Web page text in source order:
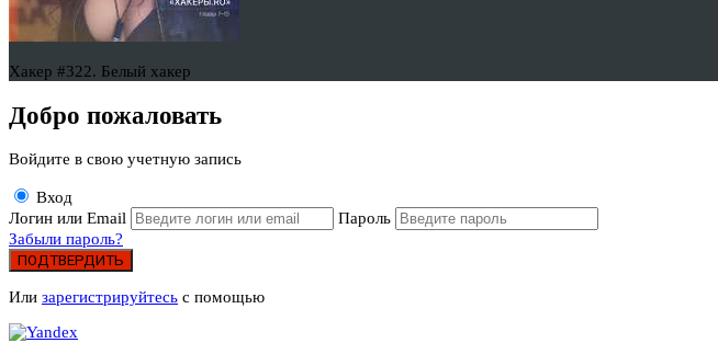
Хакер #322. Белый хакер
Добро пожаловать
Войдите в свою учетную запись
Вход
Логин или Email
Пароль
Забыли пароль?
ПОДТВЕРДИТЬ
Или зарегистрируйтесь с помощью